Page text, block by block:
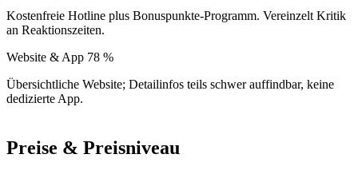
Kostenfreie Hotline plus Bonuspunkte-Programm. Vereinzelt Kritik
an Reaktionszeiten.
Website & App 78 %
Übersichtliche Website; Detailinfos teils schwer auffindbar, keine
dedizierte App.
Preise & Preisniveau